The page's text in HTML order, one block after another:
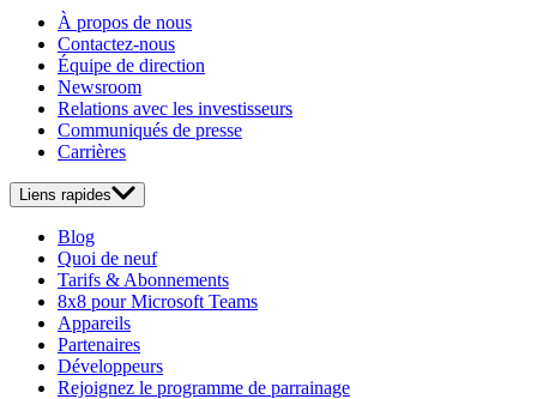
À propos de nous
Contactez-nous
Équipe de direction
Newsroom
Relations avec les investisseurs
Communiqués de presse
Carrières
Liens rapides
Blog
Quoi de neuf
Tarifs & Abonnements
8x8 pour Microsoft Teams
Appareils
Partenaires
Développeurs
Rejoignez le programme de parrainage